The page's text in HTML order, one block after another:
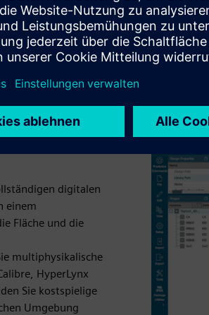
potenzielle
digitalen
einem
Fläche und die
multiphysikalische
HyperLynx
Sie kostspielige
Umgebung